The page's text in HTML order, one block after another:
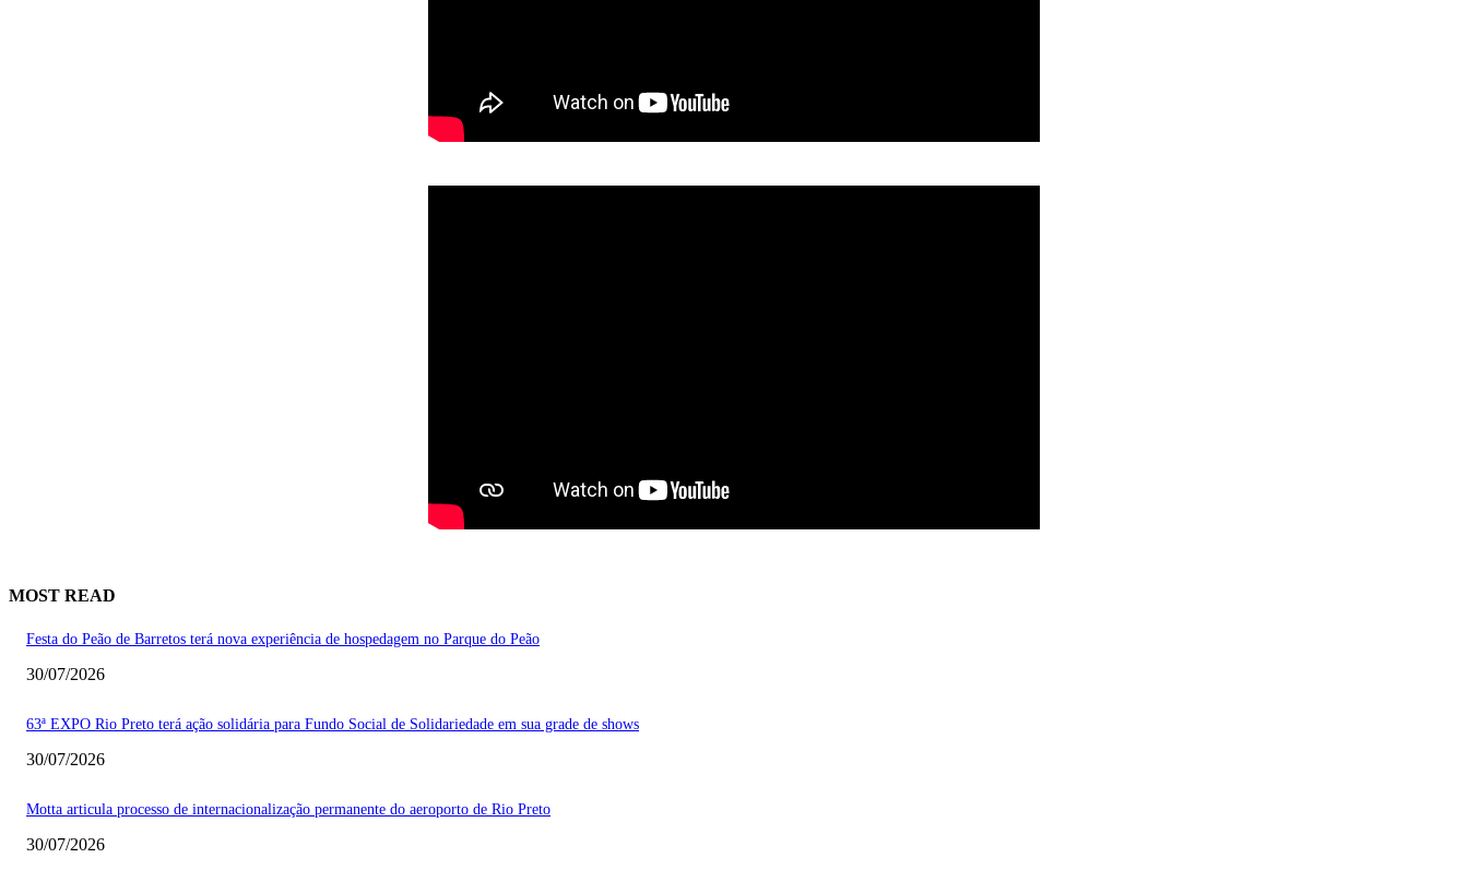
MOST READ
Festa do Peão de Barretos terá nova experiência de hospedagem no Parque do Peão
30/07/2026
63ª EXPO Rio Preto terá ação solidária para Fundo Social de Solidariedade em sua grade de shows
30/07/2026
Motta articula processo de internacionalização permanente do aeroporto de Rio Preto
30/07/2026